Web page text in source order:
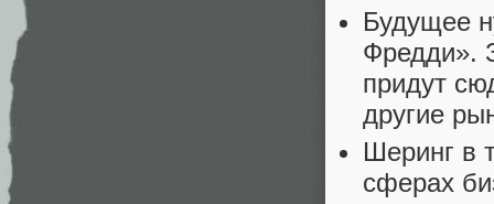
Будущее
Фредди».
придут
другие
Шеринг в
сферах